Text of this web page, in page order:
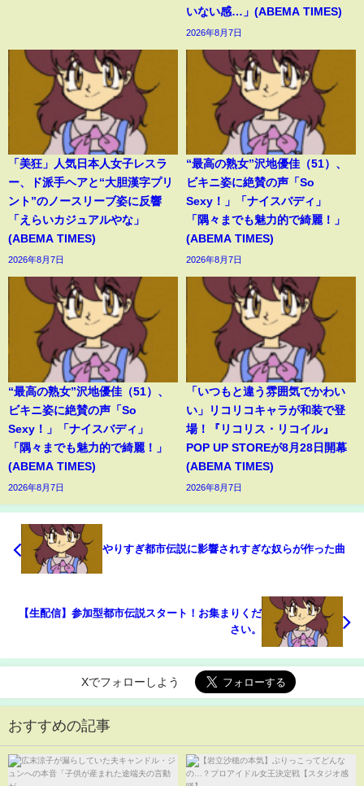
いない感…」(ABEMA TIMES)
2026年8月7日
「美狂」人気日本人女子レスラ
ー、ド派手ヘアと“大胆漢字プリ
ント”のノースリーブ姿に反響
「えらいカジュアルやな」
(ABEMA TIMES)
2026年8月7日
“最高の熟女”沢地優佳（51）、
ビキニ姿に絶賛の声「So
Sexy！」「ナイスバディ」
「隅々までも魅力的で綺麗！」
(ABEMA TIMES)
2026年8月7日
“最高の熟女”沢地優佳（51）、
ビキニ姿に絶賛の声「So
Sexy！」「ナイスバディ」
「隅々までも魅力的で綺麗！」
(ABEMA TIMES)
2026年8月7日
「いつもと違う雰囲気でかわい
い」リコリコキャラが和装で登
場！『リコリス・リコイル』
POP UP STOREが8月28日開幕
(ABEMA TIMES)
2026年8月7日
やりすぎ都市伝説に影響されすぎな奴らが作った曲
【生配信】参加型都市伝説スタート！お集まりくだ
さい。
Xでフォローしよう
おすすめの記事